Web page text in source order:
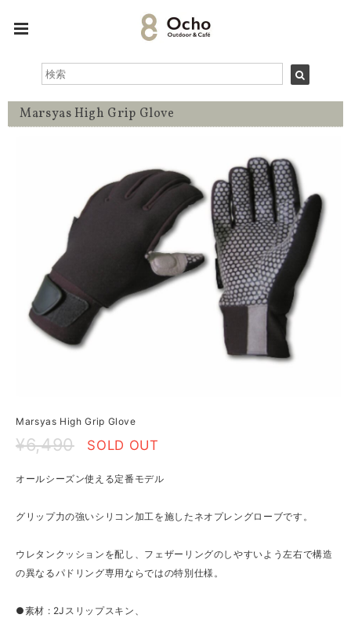
Marsyas High Grip Glove
Marsyas High Grip Glove
¥6,490 SOLD OUT
オールシーズン使える定番モデル
グリップ力の強いシリコン加工を施したネオプレングローブです。
ウレタンクッションを配し、フェザーリングのしやすいよう左右で構造
の異なるパドリング専用ならではの特別仕様。
●素材 : 2Jスリップスキン、